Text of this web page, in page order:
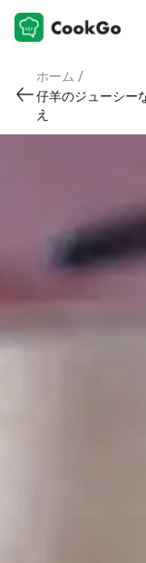
ホーム /
仔羊のジューシー
え